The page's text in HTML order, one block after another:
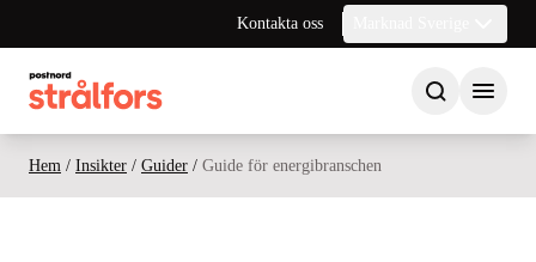
Kontakta oss
Hem / Insikter / Guider / Guide för energibranschen